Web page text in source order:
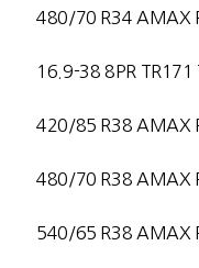
480/70 R34 AMAX
16.9-38 8PR TR171
420/85 R38 AMAX
480/70 R38 AMAX
540/65 R38 AMAX